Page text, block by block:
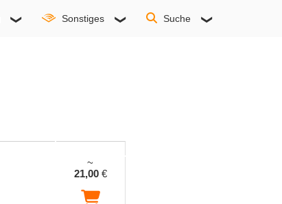
Sonstiges Suche
~
21,00€